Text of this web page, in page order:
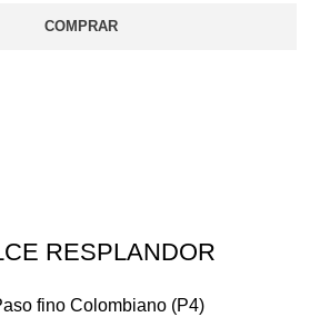
COMPRAR
RESPLANDOR
fino Colombiano (P4)